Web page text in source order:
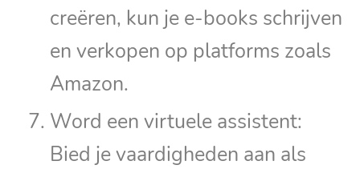
creëren, kun je e-books schrijven
en verkopen op platforms zoals
Amazon.
Word een virtuele assistent:
Bied je vaardigheden aan als